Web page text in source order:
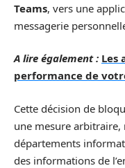
Teams, vers une
messagerie
A lire également : Les
performance de
Cette décision de
une mesure
départements
des informations de